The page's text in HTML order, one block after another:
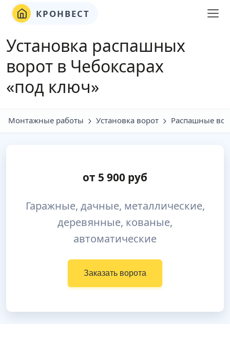
КРОНВЕСТ
Установка распашных
ворот в Чебоксарах
«под ключ»
Монтажные работы Установка ворот Распашные
от 5 900 руб
Гаражные, дачные, металлические,
деревянные, кованые,
автоматические
Заказать ворота